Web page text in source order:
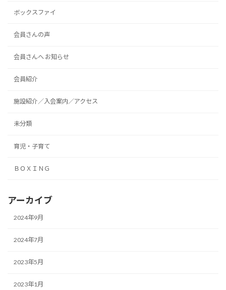
ボックスファイ
会員さんの声
会員さんへ お知らせ
会員紹介
施設紹介／入会案内／アクセス
未分類
育児・子育て
ＢＯＸＩＮＧ
アーカイブ
2024年9月
2024年7月
2023年5月
2023年1月